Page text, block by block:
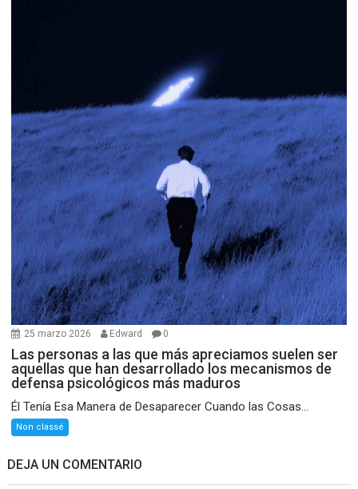
25 marzo 2026 Edward 0
Las personas a las que más apreciamos suelen ser
aquellas que han desarrollado los mecanismos de
defensa psicológicos más maduros
Él Tenía Esa Manera de Desaparecer Cuando las Cosas...
Non classé
DEJA UN COMENTARIO